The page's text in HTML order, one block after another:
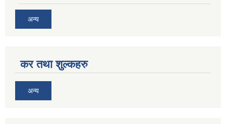
अन्य
कर तथा शुल्कहरु
अन्य